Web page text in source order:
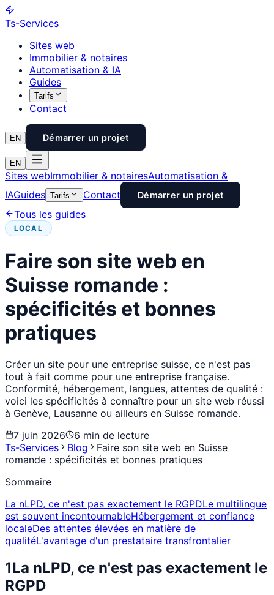
Ts-Services
Sites web
Immobilier & notaires
Automatisation & IA
Guides
Tarifs
Contact
EN Démarrer un projet
EN
Sites webImmobilier & notairesAutomatisation &
IAGuides Tarifs Contact Démarrer un projet
Tous les guides
LOCAL
Faire son site web en
Suisse romande :
spécificités et bonnes
pratiques
Créer un site pour une entreprise suisse, ce n'est pas
tout à fait comme pour une entreprise française.
Conformité, hébergement, langues, attentes de qualité :
voici les spécificités à connaître pour un site web réussi
à Genève, Lausanne ou ailleurs en Suisse romande.
7 juin 2026
6 min de lecture
Ts-Services
Blog
Faire son site web en Suisse
romande : spécificités et bonnes pratiques
Sommaire
La nLPD, ce n'est pas exactement le RGPDLe multilingue
est souvent incontournableHébergement et confiance
localeDes attentes élevées en matière de
qualitéL'avantage d'un prestataire transfrontalier
1La nLPD, ce n'est pas exactement le
RGPD